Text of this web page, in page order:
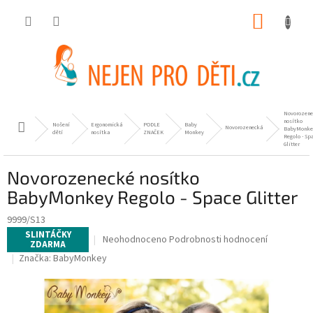
Domů
Nošení
dětí
Ergonomická
nosítka
PODLE
ZNAČEK
Baby
Monkey
Novorozenecká
nosítko
Regolo -
Glitter
Novorozenecké nosítko
BabyMonkey Regolo - Space Glitter
9999/S13
SLINTÁČKY
ZDARMA
Průměrné
produktu
je
0,0
z
Neohodnoceno Podrobnosti hodnocení
Značka: BabyMonkey